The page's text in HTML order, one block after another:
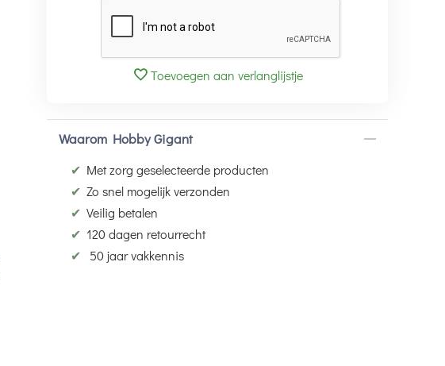
Toevoegen aan verlanglijstje
Waarom Hobby Gigant
✔ Met zorg geselecteerde producten
✔ Zo snel mogelijk verzonden
✔ Veilig betalen
✔ 120 dagen retourrecht
✔
50 jaar vakkennis